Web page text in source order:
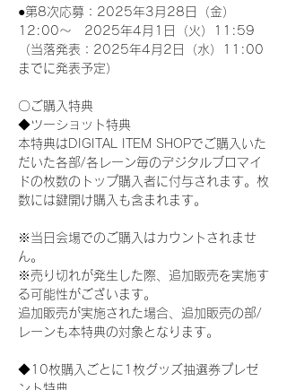
●第8次応募：2025年3月28日（金）
12:00～　2025年4月1日（火）11:59
（当落発表：2025年4月2日（水）11:00
までに発表予定）
〇ご購入特典
◆ツーショット特典
本特典はDIGITAL ITEM SHOPでご購入いた
だいた各部/各レーン毎のデジタルブロマイ
ドの枚数のトップ購入者に付与されます。枚
数には鍵開け購入も含まれます。
※当日会場でのご購入はカウントされませ
ん。
※売り切れが発生した際、追加販売を実施す
る可能性がございます。
追加販売が実施された場合、追加販売の部/
レーンも本特典の対象となります。
◆10枚購入ごとに1枚グッズ抽選券プレゼ